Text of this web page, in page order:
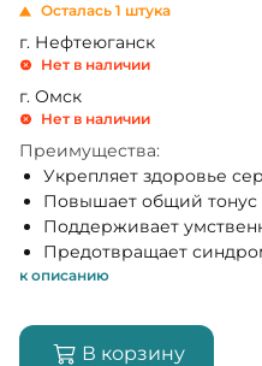
Осталась 1 штука
г. Нефтеюганск
Нет в наличии
г. Омск
Нет в наличии
Преимущества:
Укрепляет здоровье
Повышает общий тонус
Поддерживает
Предотвращает
к описанию
В корзину